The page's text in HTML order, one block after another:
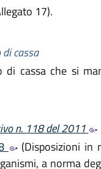
17).
cassa
cassa che si
n. 118 del 2011
(Disposizioni in
a norma